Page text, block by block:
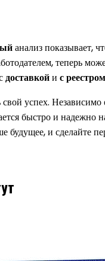
анализ показывает,
теперь
доставкойи с реестром
успех.
быстро и надежно
будущее, и сделайте